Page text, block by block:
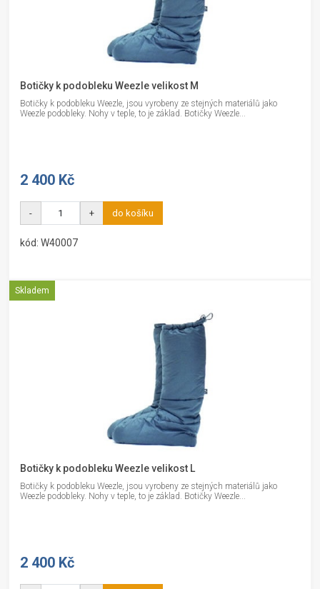
Botičky k podobleku Weezle velikost M
Botičky k podobleku Weezle, jsou vyrobeny ze stejných materiálů jako
Weezle podobleky. Nohy v teple, to je základ. Botičky Weezle...
2 400 Kč
- + do košíku
kód: W40007
Skladem
Botičky k podobleku Weezle velikost L
Botičky k podobleku Weezle, jsou vyrobeny ze stejných materiálů jako
Weezle podobleky. Nohy v teple, to je základ. Botičky Weezle...
2 400 Kč